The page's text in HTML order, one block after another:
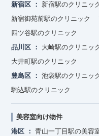
新宿区
新宿駅のクリニッ
新宿御苑前駅のクリニック
四ツ谷駅のクリニック
品川区
大崎駅のクリニッ
大井町駅のクリニック
豊島区
池袋駅のクリニッ
駒込駅のクリニック
美容室向け物件
港区
青山一丁目駅の美容